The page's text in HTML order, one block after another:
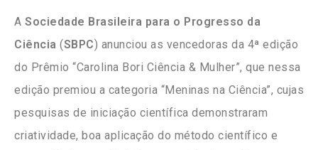
A Sociedade Brasileira para o Progresso da
Ciência (SBPC) anunciou as vencedoras da 4ª edição
do Prêmio “Carolina Bori Ciência & Mulher”, que nessa
edição premiou a categoria “Meninas na Ciência”, cujas
pesquisas de iniciação científica demonstraram
criatividade, boa aplicação do método científico e